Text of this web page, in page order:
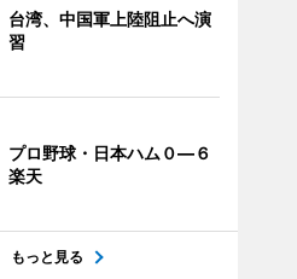
台湾、中国軍上陸阻止へ演
習
プロ野球・日本ハム０―６
楽天
もっと見る